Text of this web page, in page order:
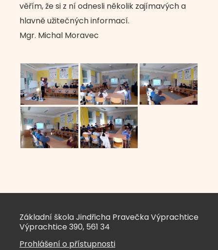
věřím, že si z ní odnesli několik zajímavých a
hlavně užitečných informací.
Mgr. Michal Moravec
Základní škola Jindřicha Pravečka Výprachtice
Výprachtice 390, 561 34
Prohlášení o přístupnosti